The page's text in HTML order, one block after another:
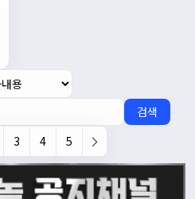
검색
3 4 5